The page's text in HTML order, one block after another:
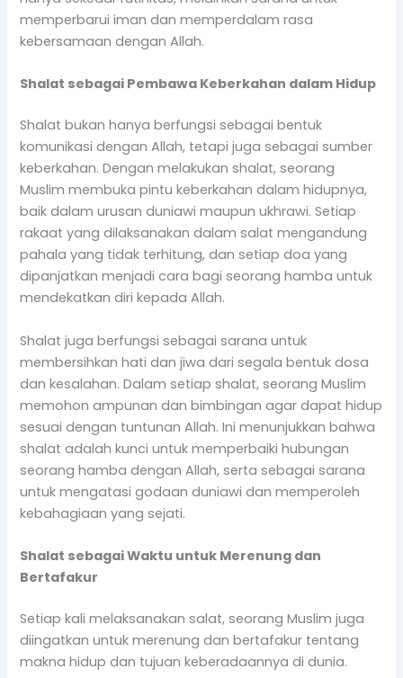
memperbarui iman dan memperdalam rasa
kebersamaan dengan Allah.
Shalat sebagai Pembawa Keberkahan dalam Hidup
Shalat bukan hanya berfungsi sebagai bentuk
komunikasi dengan Allah, tetapi juga sebagai sumber
keberkahan. Dengan melakukan shalat, seorang
Muslim membuka pintu keberkahan dalam hidupnya,
baik dalam urusan duniawi maupun ukhrawi. Setiap
rakaat yang dilaksanakan dalam salat mengandung
pahala yang tidak terhitung, dan setiap doa yang
dipanjatkan menjadi cara bagi seorang hamba untuk
mendekatkan diri kepada Allah.
Shalat juga berfungsi sebagai sarana untuk
membersihkan hati dan jiwa dari segala bentuk dosa
dan kesalahan. Dalam setiap shalat, seorang Muslim
memohon ampunan dan bimbingan agar dapat hidup
sesuai dengan tuntunan Allah. Ini menunjukkan bahwa
shalat adalah kunci untuk memperbaiki hubungan
seorang hamba dengan Allah, serta sebagai sarana
untuk mengatasi godaan duniawi dan memperoleh
kebahagiaan yang sejati.
Shalat sebagai Waktu untuk Merenung dan
Bertafakur
Setiap kali melaksanakan salat, seorang Muslim juga
diingatkan untuk merenung dan bertafakur tentang
makna hidup dan tujuan keberadaannya di dunia.